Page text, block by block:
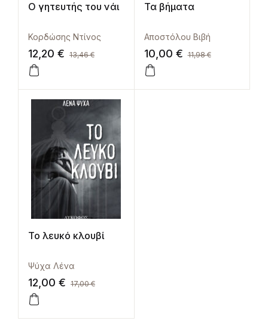
Ο γητευτής του νάι
Κορδώσης Ντίνος
12,20 € 13,46€
Τα βήματα
Αποστόλου Βιβή
10,00 € 11,98€
Το λευκό κλουβί
Ψύχα Λένα
12,00 € 17,00€